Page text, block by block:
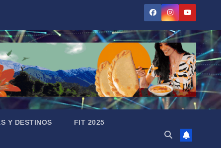
Y DESTINOS FIT 2025